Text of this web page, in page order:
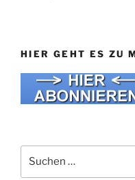
HIER GEHT ES ZU
nach: